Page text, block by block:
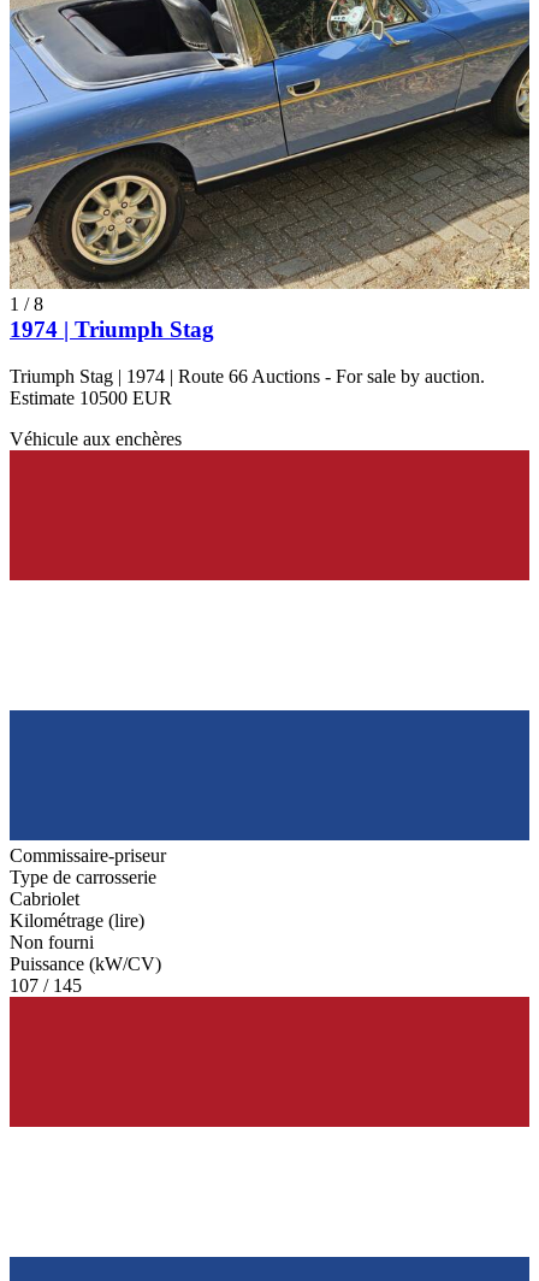
1 /8
1974 | Triumph Stag
Triumph Stag | 1974 | Route 66 Auctions - For sale by auction.
Estimate 10500 EUR
Véhicule aux enchères
Commissaire-priseur
Type de carrosserie
Cabriolet
Kilométrage (lire)
Non fourni
Puissance (kW/CV)
107 / 145